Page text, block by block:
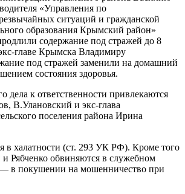
«Управления по
ситуаций и гражданской
образования Крымский район»
содержание под стражей до 8
главе Крымска Владимиру
под стражей заменили на домашний
состояния здоровья.
дела к ответственности привлекаются
В.Улановский и экс-глава
поселения района Ирина
в халатности (ст. 293 УК РФ). Кроме того
и Рябченко обвиняются в служебном
в покушении на мошенничество при